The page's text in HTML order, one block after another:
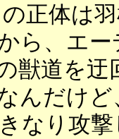
体は羽
ら、エ
獣道を
んだけ
なり攻